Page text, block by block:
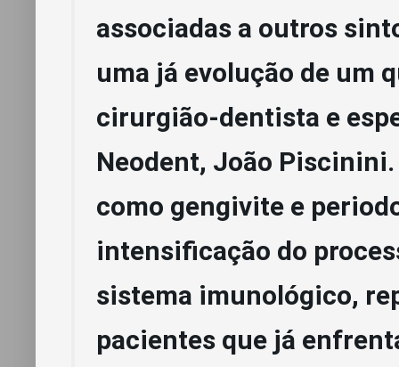
associadas a outros
uma já evolução de um
cirurgião-dentista e
Neodent, João
como gengivite e
intensificação do
sistema imunológico,
pacientes que já